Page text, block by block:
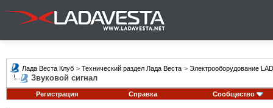
Лада Веста Клуб > Технический раздел Лада Веста > Электрооборудование
Звуковой сигнал
Регистрация Справка Сообщество